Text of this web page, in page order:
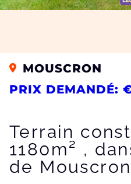
MOUSCRON
PRIX DEMANDÉ:
Terrain
1180m² ,
de